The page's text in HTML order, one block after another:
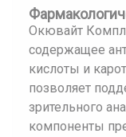
Окювайт
содержащее
кислоты и
позволяет
зрительного
компоненты